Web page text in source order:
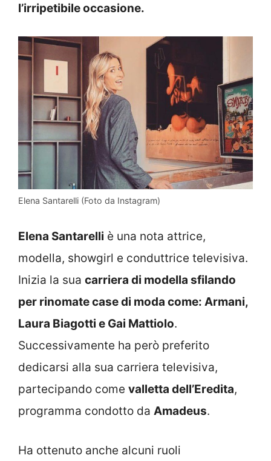
l’irripetibile occasione.
Elena Santarelli (Foto da Instagram)
Elena Santarelli è una nota attrice,
modella, showgirl e conduttrice televisiva.
Inizia la sua carriera di modella sfilando
per rinomate case di moda come: Armani,
Laura Biagotti e Gai Mattiolo.
Successivamente ha però preferito
dedicarsi alla sua carriera televisiva,
partecipando come valletta dell’Eredita,
programma condotto da Amadeus.
Ha ottenuto anche alcuni ruoli